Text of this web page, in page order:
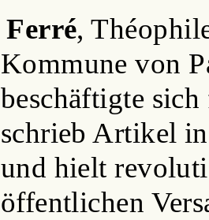
Ferré,
Kommune von
beschäftigte
schrieb Artikel
und hielt
öffentlichen